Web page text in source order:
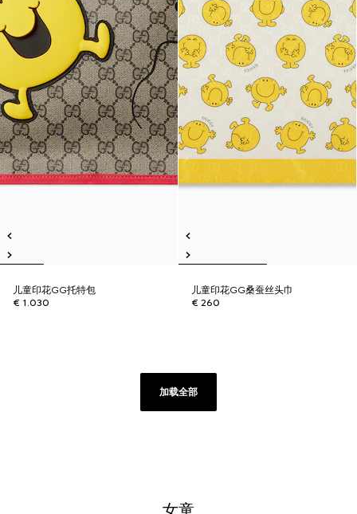
儿童印花GG托特包
€ 1.030
儿童印花GG桑蚕丝头巾
€ 260
加载全部
女童